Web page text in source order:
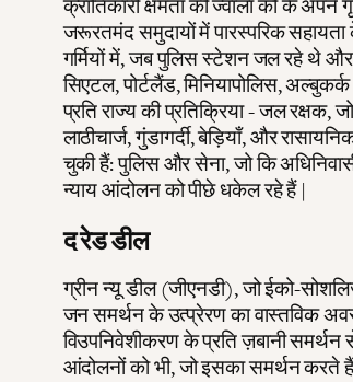
क्रांतिकारी क्षमता की ज्वाला को के अपने
जरूरतमंद समुदायों में पारस्परिक
गर्मियों में, जब पुलिस स्टेशन जल रहे थे
सिएटल, पोर्टलैंड, मिनियापोलिस,
प्रति राज्य की प्रतिक्रिया - जल
लाठीचार्ज, गुंडागर्दी, बेड़ियाँ, और
चुकी हैं: पुलिस और सेना, जो कि
न्याय आंदोलन को पीछे धकेल रहे हैं |
द रेड डील
ग्रीन न्यू डील (जीएनडी), जो ईको-
जन समर्थन के उत्प्रेरण का वास्तविक
विउपनिवेशीकरण के प्रति ज़बानी
आंदोलनों को भी, जो इसका समर्थन करते